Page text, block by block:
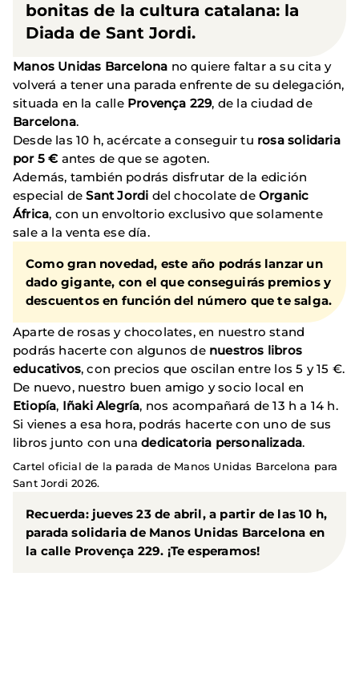
bonitas de la cultura catalana: la
Diada de Sant Jordi.
Manos Unidas Barcelona no quiere faltar a su cita y
volverá a tener una parada enfrente de su delegación,
situada en la calle Provença 229, de la ciudad de
Barcelona.
Desde las 10 h, acércate a conseguir tu rosa solidaria
por 5 € antes de que se agoten.
Además, también podrás disfrutar de la edición
especial deSant Jordi del chocolate deOrganic
África, con un envoltorio exclusivo que solamente
sale a la venta ese día.
Como gran novedad, este año podrás lanzar un
dado gigante, con el que conseguirás premios y
descuentos en función del número que te salga.
Aparte de rosas y chocolates, en nuestro stand
podrás hacerte con algunos de nuestros libros
educativos, con precios que oscilan entre los 5 y 15 €.
De nuevo, nuestro buen amigo y socio local en
Etiopía, Iñaki Alegría, nos acompañará de 13 h a 14 h.
Si vienes a esa hora, podrás hacerte con uno de sus
libros junto con unadedicatoria personalizada.
Cartel oficial de la parada de Manos Unidas Barcelona para
Sant Jordi 2026.
Recuerda: jueves 23 de abril,a partir de las 10 h,
parada solidaria de Manos Unidas Barcelona en
la calle Provença 229. ¡Te esperamos!